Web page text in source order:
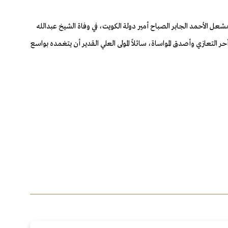
الجابر الصباح أمير دولة الكويت، في وفاة الشيخ عبدالله
وأصدق المواساة، سائلاً المولى العلي القدير أن يتغمده بواسع